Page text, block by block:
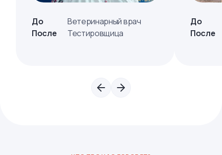
До
Ветеринарный врач
После
Тестировщица
До
После